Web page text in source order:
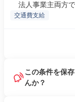
法人事業主両方で
交通費支給
この条件を保
んか？